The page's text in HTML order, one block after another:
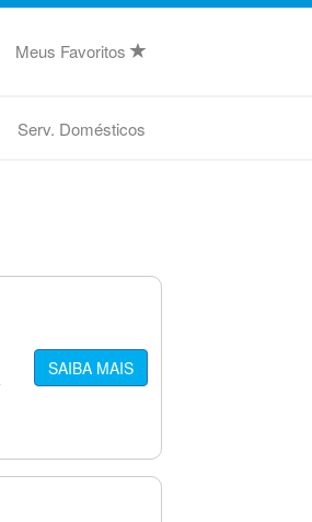
Meus Favoritos
Serv. Domésticos
SAIBA MAIS